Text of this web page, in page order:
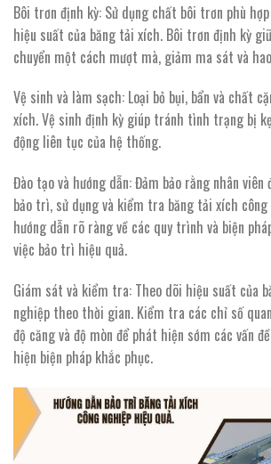
Bôi trơn định kỳ: Sử dụng chất bôi trơn phù
hiệu suất của băng tải xích. Bôi trơn định kỳ
chuyển một cách mượt mà, giảm ma sát và
Vệ sinh và làm sạch: Loại bỏ bụi, bẩn và chất
xích. Vệ sinh định kỳ giúp tránh tình trạng bị
động liên tục của hệ thống.
Đào tạo và hướng dẫn: Đảm bảo rằng nhân viên
bảo trì, sử dụng và kiểm tra băng tải xích công
hướng dẫn rõ ràng về các quy trình và biện
việc bảo trì hiệu quả.
Giám sát và kiểm tra: Theo dõi hiệu suất của
nghiệp theo thời gian. Kiểm tra các chỉ số
độ căng và độ mòn để phát hiện sớm các vấn
hiện biện pháp khắc phục.